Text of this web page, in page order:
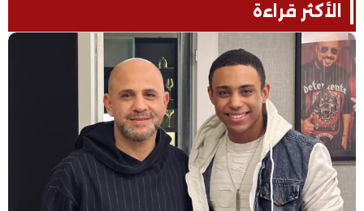
الأكثر قراءة